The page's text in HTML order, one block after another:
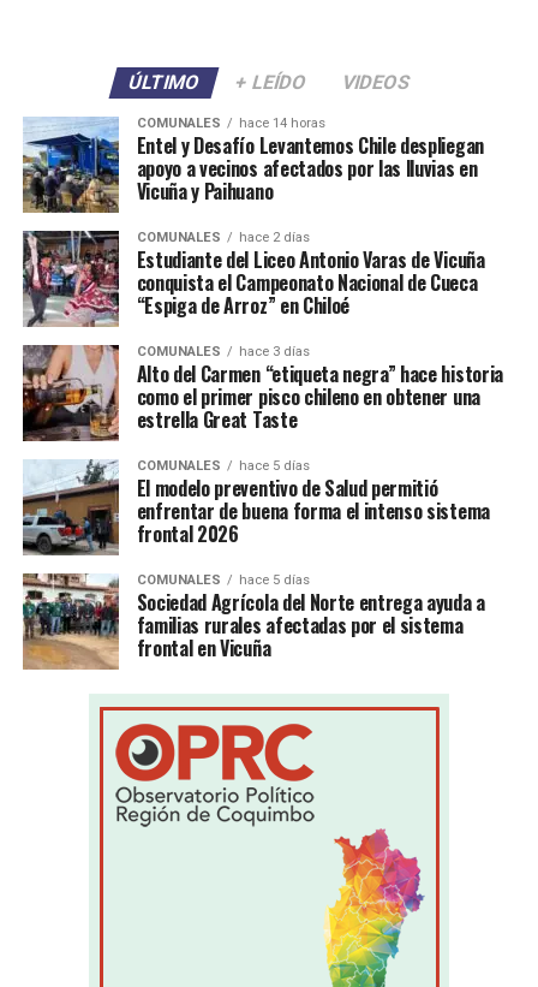
ÚLTIMO + LEÍDO VIDEOS
COMUNALES hace 14 horas
Entel y Desafío Levantemos Chile despliegan
apoyo a vecinos afectados por las lluvias en
Vicuña y Paihuano
COMUNALES hace 2 días
Estudiante del Liceo Antonio Varas de Vicuña
conquista el Campeonato Nacional de Cueca
“Espiga de Arroz” en Chiloé
COMUNALES hace 3 días
Alto del Carmen “etiqueta negra” hace historia
como el primer pisco chileno en obtener una
estrella Great Taste
COMUNALES hace 5 días
El modelo preventivo de Salud permitió
enfrentar de buena forma el intenso sistema
frontal 2026
COMUNALES hace 5 días
Sociedad Agrícola del Norte entrega ayuda a
familias rurales afectadas por el sistema
frontal en Vicuña